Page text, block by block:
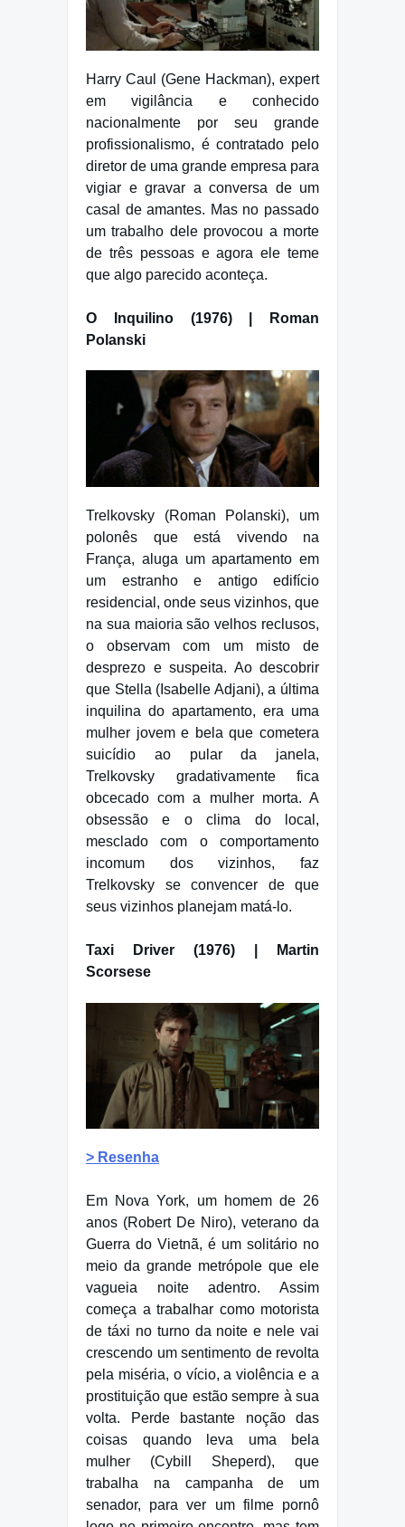
Harry Caul (Gene Hackman), expert
em vigilância e conhecido
nacionalmente por seu grande
profissionalismo, é contratado pelo
diretor de uma grande empresa para
vigiar e gravar a conversa de um
casal de amantes. Mas no passado
um trabalho dele provocou a morte
de três pessoas e agora ele teme
que algo parecido aconteça.
O Inquilino (1976) | Roman
Polanski
Trelkovsky (Roman Polanski), um
polonês que está vivendo na
França, aluga um apartamento em
um estranho e antigo edifício
residencial, onde seus vizinhos, que
na sua maioria são velhos reclusos,
o observam com um misto de
desprezo e suspeita. Ao descobrir
que Stella (Isabelle Adjani), a última
inquilina do apartamento, era uma
mulher jovem e bela que cometera
suicídio ao pular da janela,
Trelkovsky gradativamente fica
obcecado com a mulher morta. A
obsessão e o clima do local,
mesclado com o comportamento
incomum dos vizinhos, faz
Trelkovsky se convencer de que
seus vizinhos planejam matá-lo.
Taxi Driver (1976) | Martin
Scorsese
> Resenha
Em Nova York, um homem de 26
anos (Robert De Niro), veterano da
Guerra do Vietnã, é um solitário no
meio da grande metrópole que ele
vagueia noite adentro. Assim
começa a trabalhar como motorista
de táxi no turno da noite e nele vai
crescendo um sentimento de revolta
pela miséria, o vício, a violência e a
prostituição que estão sempre à sua
volta. Perde bastante noção das
coisas quando leva uma bela
mulher (Cybill Sheperd), que
trabalha na campanha de um
senador, para ver um filme pornô